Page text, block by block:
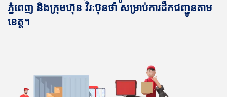
ភ្នំពេញ និងក្រុមហ៊ុន វិរៈប៊ុនថាំ សម្រាប់ការដឹកជញ្ជូនតាម
ខេត្ត។